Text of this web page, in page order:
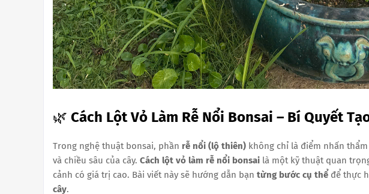
🌿 Cách Lột Vỏ Làm Rễ Nổi Bonsai – Bí Quyết
Trong nghệ thuật bonsai, phần rễ nổi (lộ thiên) không chỉ là điểm nhấn
và chiều sâu của cây. Cách lột vỏ làm rễ nổi bonsai là một kỹ thuật quan
cảnh có giá trị cao. Bài viết này sẽ hướng dẫn bạn từng bước cụ thể để thực
cây.